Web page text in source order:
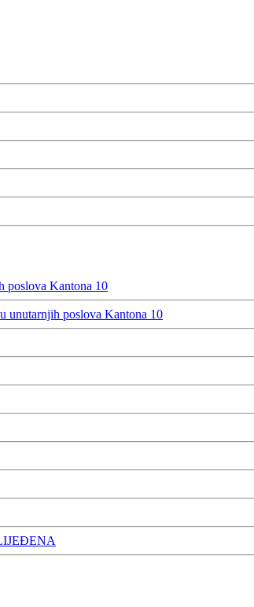
poslova Kantona 10
unutarnjih poslova Kantona 10